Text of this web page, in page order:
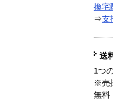
換宅
⇒支
送
1つ
※売
無料